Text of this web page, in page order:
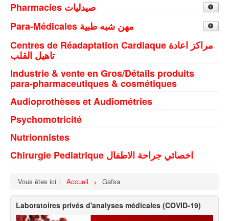
Metlaoui
Moulares
Redeyef
Pharmacies صيدليات
Pharmacie de Jour صيدليات النهار
Moulares
Gafsa
Redeyef
Pharmacie de Nuit صيدليات الليل
Para-Médicales مهن شبه طبية
Kinesitherapeute اخصائي علاج طبيعي و تقويم
الاعضاء
Gafsa
Metlaoui
Redeyef
Opticiens
Orthophonistes اخصائي تقويم النطق
Centres de Réadaptation Cardiaque مراكز اعادة
تاهيل القلب
Industrie & vente en Gros/Détails produits
para-pharmaceutiques & cosmétiques
Audioprothèses et Audiométries
Psychomotricité
Nutrionnistes
Chirurgie Pediatrique اخصائي جراحة الاطفال
Vous êtes ici : Accueil Gafsa
Laboratoires privés d'analyses médicales (COVID-19)